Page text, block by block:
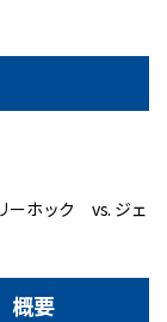
ーホック vs. ジェ
概要